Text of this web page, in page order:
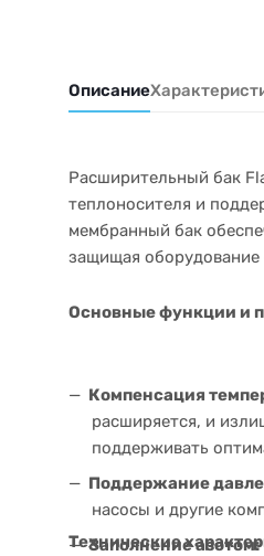
Описание
Расширительный бак
теплоносителя и
мембранный бак
защищая
Основные функции и
Компенсация
расширяется, и
поддерживать
Поддержание
насосы и другие
Заполнение азотом:
Технические